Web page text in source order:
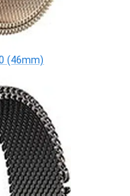
(46mm)